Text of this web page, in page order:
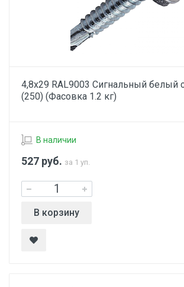
4,8х29 RAL9003 Сигнальный белый
(250) (Фасовка 1.2 кг)
В наличии
527 руб. за 1 уп.
В корзину